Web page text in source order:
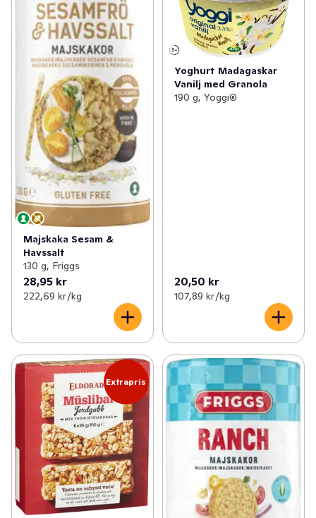
Majskaka Sesam &
Havssalt
130 g, Friggs
28,95 kr
222,69 kr /kg
Yoghurt Madagaskar
Vanilj med Granola
190 g, Yoggi®
20,50 kr
107,89 kr /kg
Extrapris